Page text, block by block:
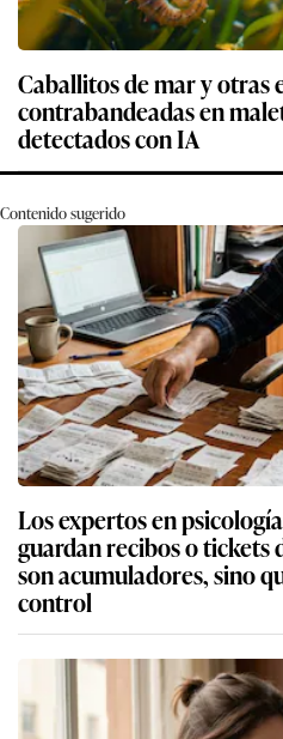
Caballitos de mar y otras
contrabandeadas en
detectados con IA
Contenido sugerido
Los expertos en
guardan recibos o tickets
son acumuladores, sino
control